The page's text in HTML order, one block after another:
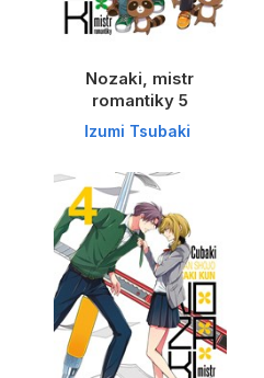
Nozaki, mistr
romantiky 5
Izumi Tsubaki